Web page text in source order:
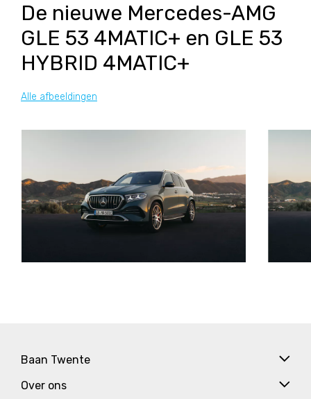
De nieuwe Mercedes-AMG
GLE 53 4MATIC+ en GLE 53
HYBRID 4MATIC+
Alle afbeeldingen
Baan Twente
Over ons